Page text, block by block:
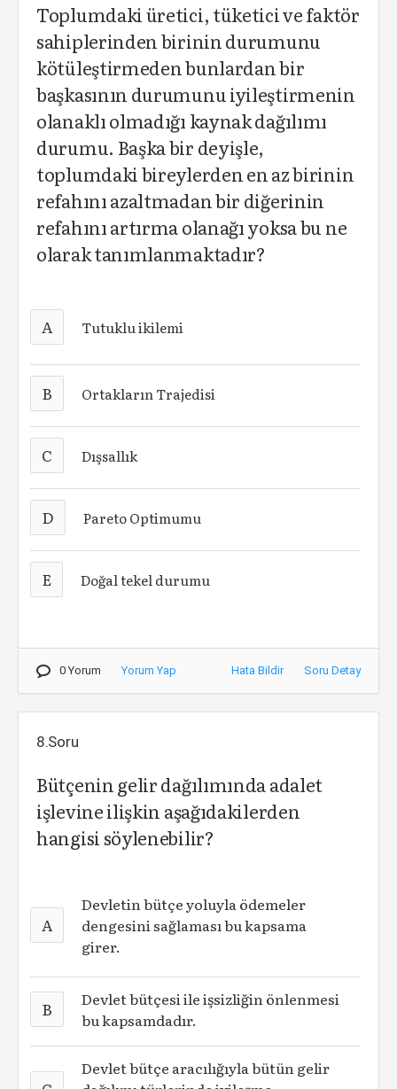
Toplumdaki üretici, tüketici ve faktör
sahiplerinden birinin durumunu
kötüleştirmeden bunlardan bir
başkasının durumunu iyileştirmenin
olanaklı olmadığı kaynak dağılımı
durumu. Başka bir deyişle,
toplumdaki bireylerden en az birinin
refahını azaltmadan bir diğerinin
refahını artırma olanağı yoksa bu ne
olarak tanımlanmaktadır?
A Tutuklu ikilemi
B Ortakların Trajedisi
C Dışsallık
D Pareto Optimumu
E Doğal tekel durumu
0 Yorum Yorum Yap Hata Bildir Soru Detay
8.Soru
Bütçenin gelir dağılımında adalet
işlevine ilişkin aşağıdakilerden
hangisi söylenebilir?
A
Devletin bütçe yoluyla ödemeler
dengesini sağlaması bu kapsama
girer.
B
Devlet bütçesi ile işsizliğin önlenmesi
bu kapsamdadır.
Devlet bütçe aracılığıyla bütün gelir